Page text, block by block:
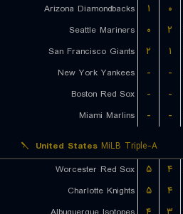
Arizona Diamondbacks
۱ ۰
Seattle Mariners
۰ ۲
San Francisco Giants
۲ ۱
New York Yankees
- -
Boston Red Sox
- -
Miami Marlins
- -
United States MiLB Triple-A
Worcester Red Sox
۵ ۴
Charlotte Knights
۵ ۴